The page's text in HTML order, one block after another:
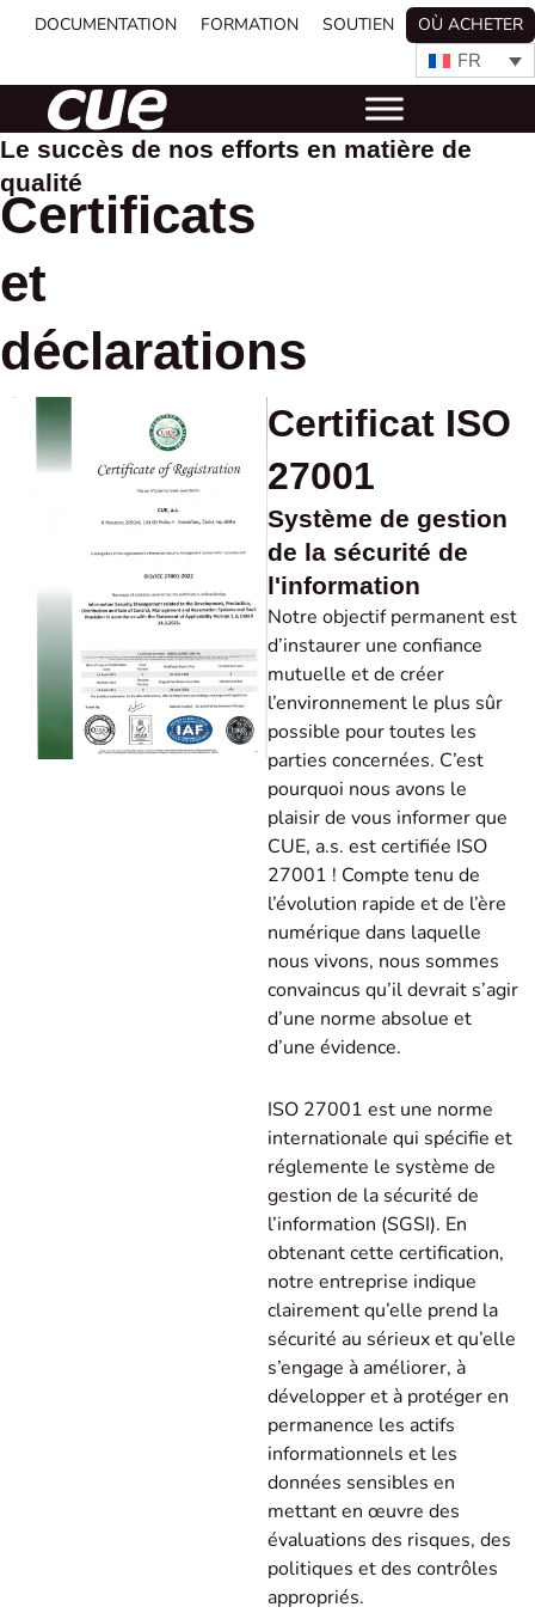
DOCUMENTATION FORMATION SOUTIEN OÙ ACHETER
FR
Le succès de nos efforts en matière de
qualité
Certificats
et
déclarations
Certificat ISO
27001
Système de gestion
de la sécurité de
l'information
Notre objectif permanent est
d’instaurer une confiance
mutuelle et de créer
l’environnement le plus sûr
possible pour toutes les
parties concernées. C’est
pourquoi nous avons le
plaisir de vous informer que
CUE, a.s. est certifiée ISO
27001 ! Compte tenu de
l’évolution rapide et de l’ère
numérique dans laquelle
nous vivons, nous sommes
convaincus qu’il devrait s’agir
d’une norme absolue et
d’une évidence.
ISO 27001 est une norme
internationale qui spécifie et
réglemente le système de
gestion de la sécurité de
l’information (SGSI). En
obtenant cette certification,
notre entreprise indique
clairement qu’elle prend la
sécurité au sérieux et qu’elle
s’engage à améliorer, à
développer et à protéger en
permanence les actifs
informationnels et les
données sensibles en
mettant en œuvre des
évaluations des risques, des
politiques et des contrôles
appropriés.